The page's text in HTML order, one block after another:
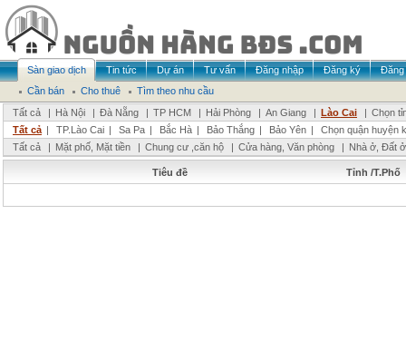
Sàn giao dịch Tin tức Dự án Tư vấn Đăng nhập Đăng ký
Đăng
Cần bán
Cho thuê
Tìm theo nhu cầu
Tất cả
| Hà Nội | Đà Nẵng | TP HCM | Hải Phòng | An Giang | Lào Cai | Chọn
Tất cả | TP.Lào Cai | Sa Pa | Bắc Hà | Bảo Thắng | Bảo Yên |
Chọn quận huyện
Tất cả
| Mặt phố, Mặt tiền | Chung cư ,căn hộ | Cửa hàng, Văn phòng | Nhà ở, Đất ở
Tiêu đề Tỉnh /T.Phố